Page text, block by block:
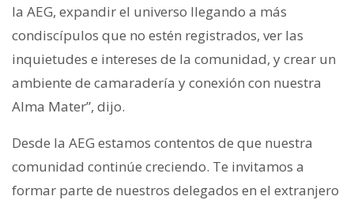
la AEG, expandir el universo llegando a más
condiscípulos que no estén registrados, ver las
inquietudes e intereses de la comunidad, y crear un
ambiente de camaradería y conexión con nuestra
Alma Mater”, dijo.
Desde la AEG estamos contentos de que nuestra
comunidad continúe creciendo. Te invitamos a
formar parte de nuestros delegados en el extranjero